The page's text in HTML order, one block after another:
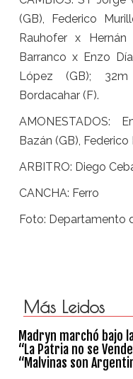
(GB), Federico
Rauhofer x Hernán
Barranco x Enzo
López (GB);
Bordacahar (F).
AMONESTADOS:
Bazán (GB), Federico
ARBITRO: Diego
CANCHA: Ferro
Foto: Departamento
Más Leidos
Madryn marchó bajo
“La Patria no se
“Malvinas son